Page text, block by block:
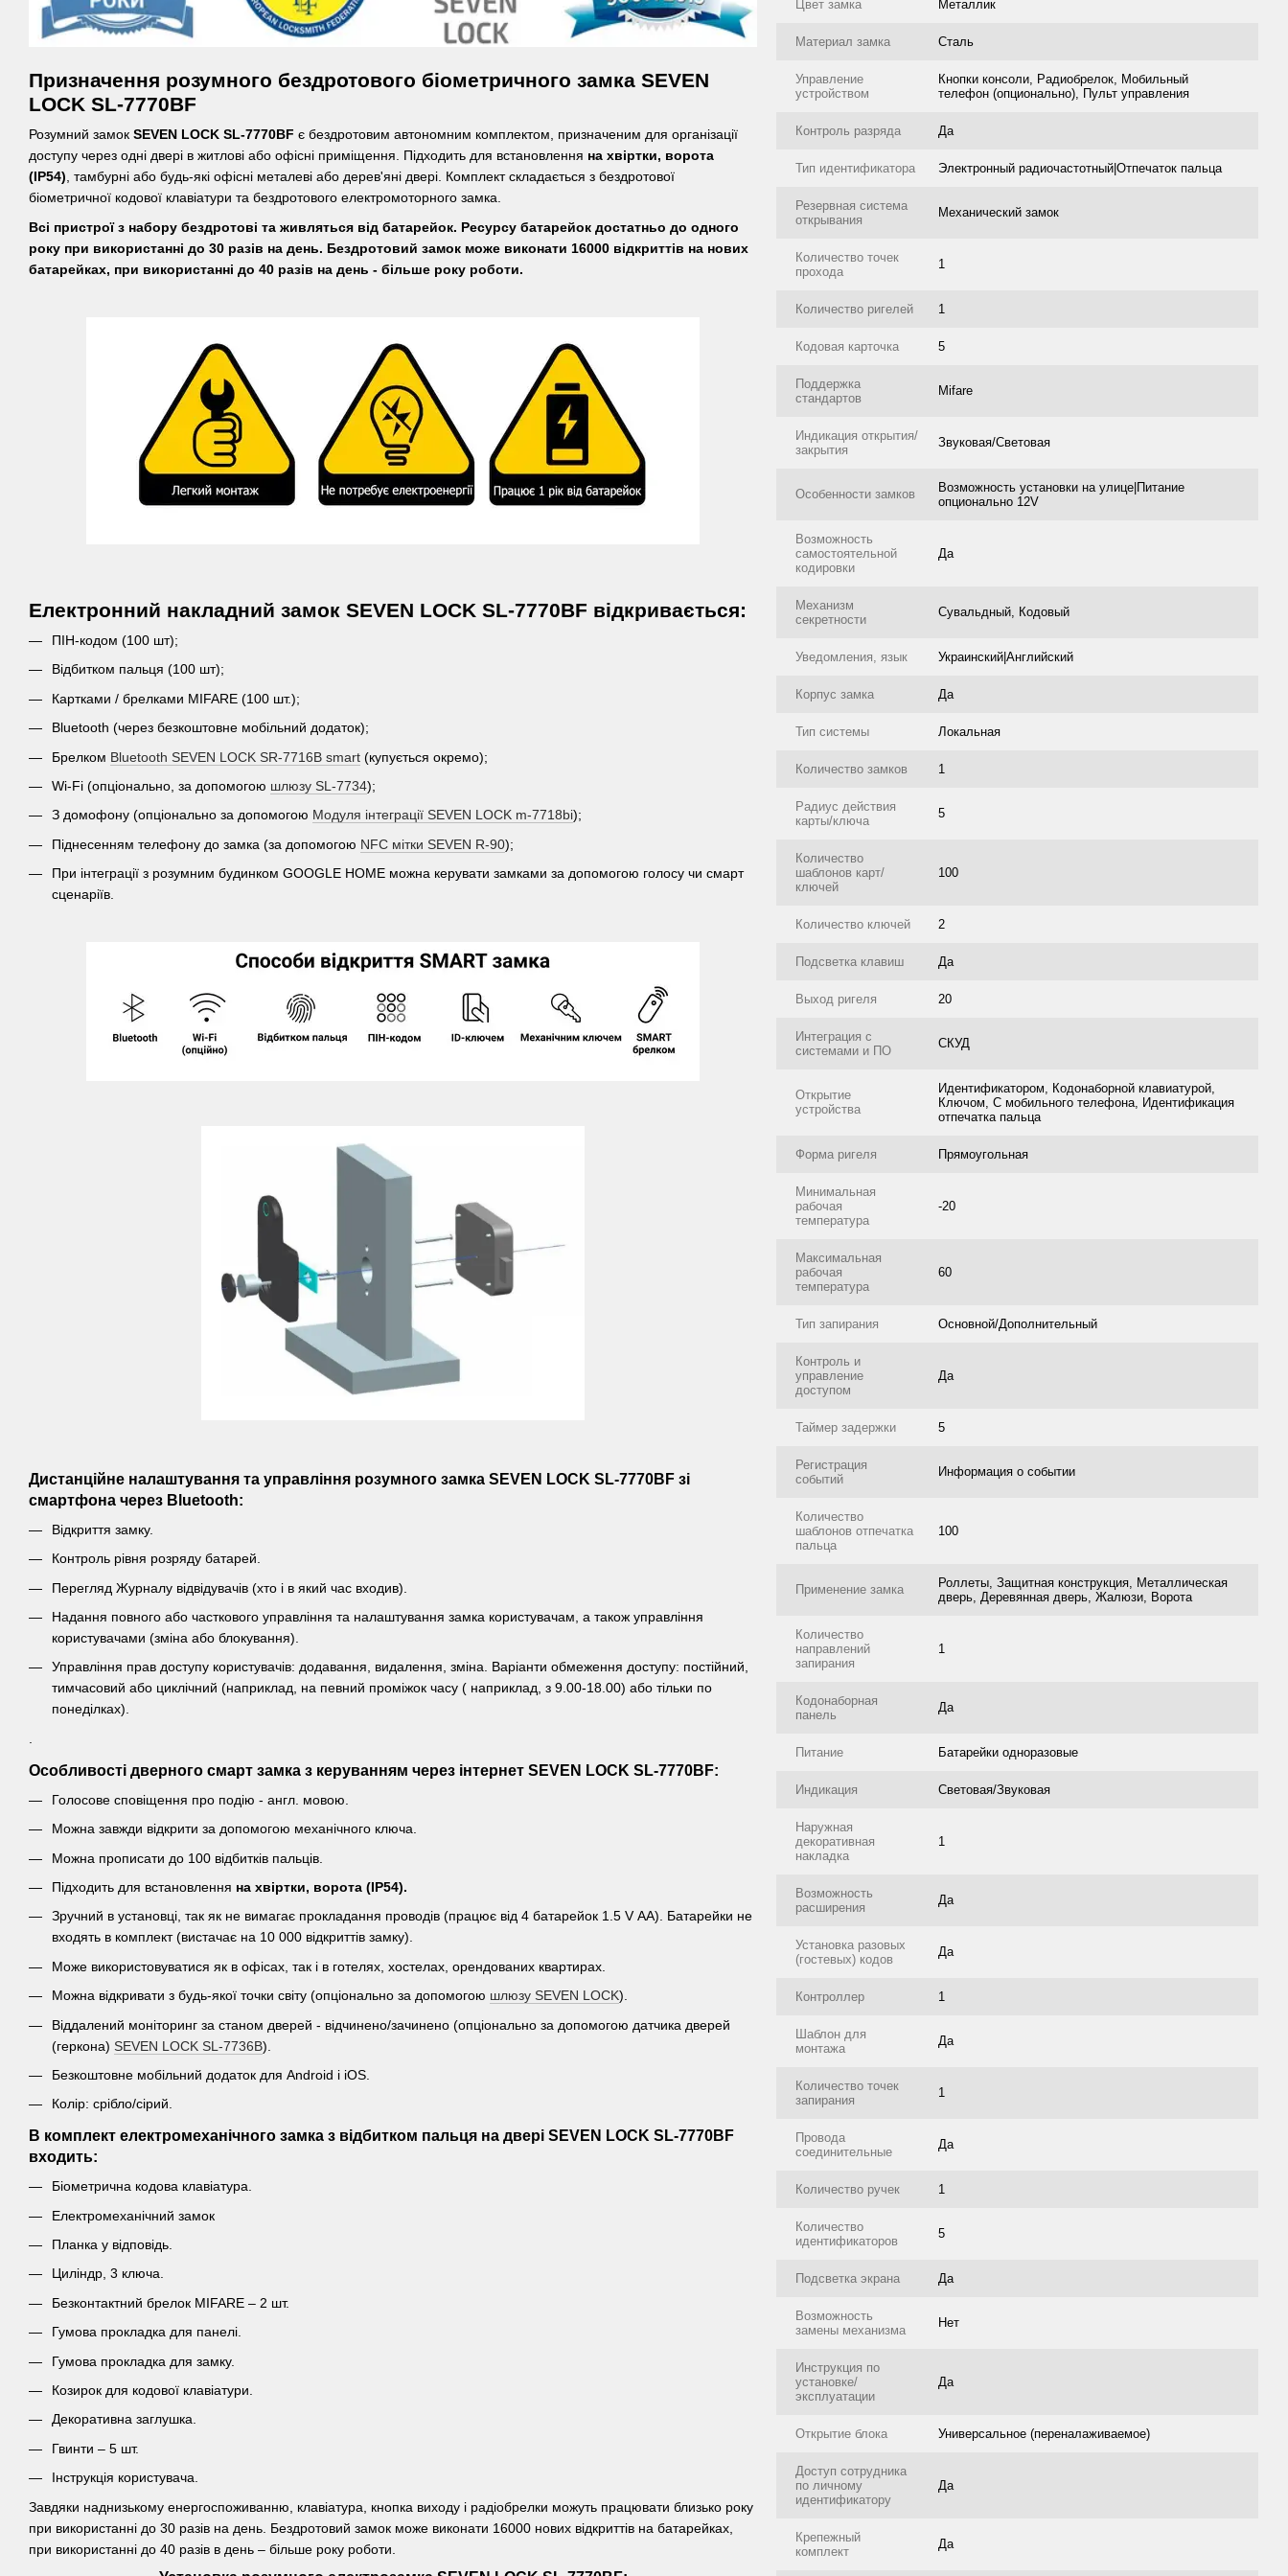
Призначення розумного бездротового біометричного замка SEVEN
LOCK SL-7770BF
Розумний замок SEVEN LOCK SL-7770BF є бездротовим автономним комплектом, призначеним для організації
доступу через одні двері в житлові або офісні приміщення. Підходить для встановлення на хвіртки, ворота
(IP54), тамбурні або будь-які офісні металеві або дерев'яні двері. Комплект складається з бездротової
біометричної кодової клавіатури та бездротового електромоторного замка.
Всі пристрої з набору бездротові та живляться від батарейок. Ресурсу батарейок достатньо до одного
року при використанні до 30 разів на день. Бездротовий замок може виконати 16000 відкриттів на нових
батарейках, при використанні до 40 разів на день - більше року роботи.
Електронний накладний замок SEVEN LOCK SL-7770BF відкривається:
ПІН-кодом (100 шт);
Відбитком пальця (100 шт);
Картками / брелками MIFARE (100 шт.);
Bluetooth (через безкоштовне мобільний додаток);
Брелком Bluetooth SEVEN LOCK SR-7716B smart (купується окремо);
Wi-Fi (опціонально, за допомогою шлюзу SL-7734);
З домофону (опціонально за допомогою Модуля інтеграції SEVEN LOCK m-7718bi);
Піднесенням телефону до замка (за допомогою NFC мітки SEVEN R-90);
При інтеграції з розумним будинком GOOGLE HOME можна керувати замками за допомогою голосу чи смарт
сценаріїв.
Дистанційне налаштування та управління розумного замка SEVEN LOCK SL-7770BF зі
смартфона через Bluetooth:
Відкриття замку.
Контроль рівня розряду батарей.
Перегляд Журналу відвідувачів (хто і в який час входив).
Надання повного або часткового управління та налаштування замка користувачам, а також управління
користувачами (зміна або блокування).
Управління прав доступу користувачів: додавання, видалення, зміна. Варіанти обмеження доступу: постійний,
тимчасовий або циклічний (наприклад, на певний проміжок часу ( наприклад, з 9.00-18.00) або тільки по
понеділках).
Особливості дверного смарт замка з керуванням через інтернет SEVEN LOCK SL-7770BF:
Голосове сповіщення про подію - англ. мовою.
Можна завжди відкрити за допомогою механічного ключа.
Можна прописати до 100 відбитків пальців.
Підходить для встановлення на хвіртки, ворота (IP54).
Зручний в установці, так як не вимагає прокладання проводів (працює від 4 батарейок 1.5 V АА). Батарейки не
входять в комплект (вистачає на 10 000 відкриттів замку).
Може використовуватися як в офісах, так і в готелях, хостелах, орендованих квартирах.
Можна відкривати з будь-якої точки світу (опціонально за допомогою шлюзу SEVEN LOCK).
Віддалений моніторинг за станом дверей - відчинено/зачинено (опціонально за допомогою датчика дверей
(геркона) SEVEN LOCK SL-7736B).
Безкоштовне мобільний додаток для Android і iOS.
Колір: срібло/сірий.
В комплект електромеханічного замка з відбитком пальця на двері SEVEN LOCK SL-7770BF
входить:
Біометрична кодова клавіатура.
Електромеханічний замок
Планка у відповідь.
Циліндр, 3 ключа.
Безконтактний брелок MIFARE – 2 шт.
Гумова прокладка для панелі.
Гумова прокладка для замку.
Козирок для кодової клавіатури.
Декоративна заглушка.
Гвинти – 5 шт.
Інструкція користувача.
Завдяки наднизькому енергоспоживанню, клавіатура, кнопка виходу і радіобрелки можуть працювати близько року
при використанні до 30 разів на день. Бездротовий замок може виконати 16000 нових відкриттів на батарейках,
при використанні до 40 разів в день – більше року роботи.
Цвет замка Металлик
Материал замка Сталь
Управление
устройством
Кнопки консоли, Радиобрелок, Мобильный
телефон (опционально), Пульт управления
Контроль разряда Да
Тип идентификатора Электронный радиочастотный|Отпечаток пальца
Резервная система
открывания
Механический замок
Количество точек
прохода
1
Количество ригелей 1
Кодовая карточка 5
Поддержка
стандартов
Mifare
Индикация открытия/
закрытия
Звуковая/Световая
Особенности замков
Возможность установки на улице|Питание
опционально 12V
Возможность
самостоятельной
кодировки
Да
Механизм
секретности
Сувальдный, Кодовый
Уведомления, язык Украинский|Английский
Корпус замка Да
Тип системы Локальная
Количество замков 1
Радиус действия
карты/ключа
5
Количество
шаблонов карт/
ключей
100
Количество ключей 2
Подсветка клавиш Да
Выход ригеля 20
Интеграция с
системами и ПО
СКУД
Открытие
устройства
Идентификатором, Кодонаборной клавиатурой,
Ключом, С мобильного телефона, Идентификация
отпечатка пальца
Форма ригеля Прямоугольная
Минимальная
рабочая
температура
-20
Максимальная
рабочая
температура
60
Тип запирания Основной/Дополнительный
Контроль и
управление
доступом
Да
Таймер задержки 5
Регистрация
событий
Информация о событии
Количество
шаблонов отпечатка
пальца
100
Применение замка
Роллеты‎, Защитная конструкция, Металлическая
дверь, Деревянная дверь, Жалюзи, Ворота
Количество
направлений
запирания
1
Кодонаборная
панель
Да
Питание Батарейки одноразовые
Индикация Световая/Звуковая
Наружная
декоративная
накладка
1
Возможность
расширения
Да
Установка разовых
(гостевых) кодов
Да
Контроллер 1
Шаблон для
монтажа
Да
Количество точек
запирания
1
Провода
соединительные
Да
Количество ручек 1
Количество
идентификаторов
5
Подсветка экрана Да
Возможность
замены механизма
Нет
Инструкция по
установке/
эксплуатации
Да
Открытие блока Универсальное (переналаживаемое)
Доступ сотрудника
по личному
идентификатору
Да
Крепежный
комплект
Да